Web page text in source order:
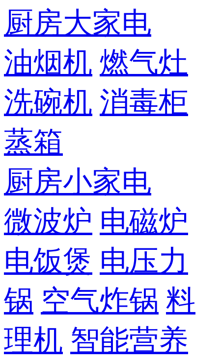
厨房大家电
油烟机 燃气灶
洗碗机 消毒柜
蒸箱
厨房小家电
微波炉 电磁炉
电饭煲 电压力
锅 空气炸锅 料
理机 智能营养